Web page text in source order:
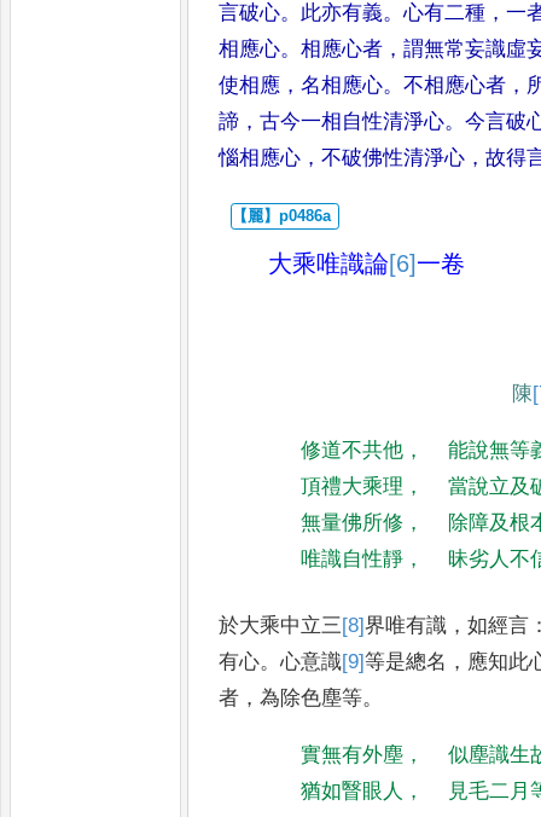
言破心。 此亦有義。心有二種 ，一
相應心。相應心者 ，謂無常妄識虛
使相應 ，名相應心。不相應心者 ，
諦 ，古今一相自性清淨心。今言破
惱相應心 ，不破佛性清淨心 ，故得
大乘唯識論[6]一卷
陳
修道不共他 ，
能說無等
頂禮大乘理 ，
當說立及
無量佛所修 ，
除障及根
唯識自性靜 ， 昧劣人不
於大乘中立三[8]界唯有識 ，如經言
有心。心意識[9]等是總名 ， 應知此
者 ，為除色塵等。
實無有外塵 ，
似塵識生
猶如瞖眼人 ， 見毛二月